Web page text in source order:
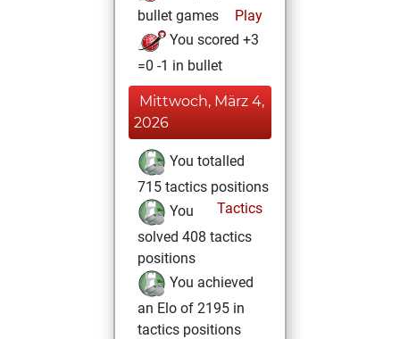
bullet games
Play
You scored +3
=0 -1 in bullet
Mittwoch, März 4,
2026
You totalled
715 tactics positions
Tactics
You
solved 408 tactics
positions
You achieved
an Elo of 2195 in
tactics positions